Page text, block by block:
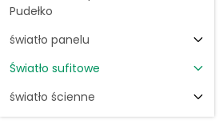
Pudełko
światło panelu
Światło sufitowe
światło ścienne